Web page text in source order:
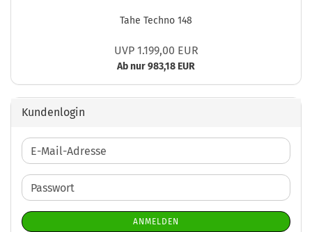
Tahe Techno 148
UVP 1.199,00 EUR
Ab nur 983,18 EUR
Kundenlogin
E-
Mail-
Adresse
Passwort
ANMELDEN